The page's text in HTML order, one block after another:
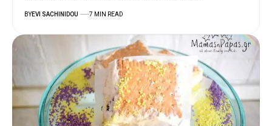
BYEVI SACHINIDOU 7 MIN READ